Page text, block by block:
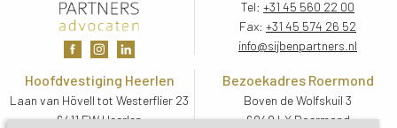
Tel: +31 45 560 22 00
Fax: +31 45 574 26 52
info@sijbenpartners.nl
Hoofdvestiging Heerlen
Laan van Hövell tot Westerflier 23
6411 EW Heerlen
Bezoekadres Roermond
Boven de Wolfskuil 3
6049 LX Roermond